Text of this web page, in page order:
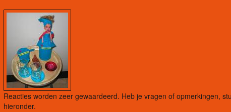
Reacties worden zeer gewaardeerd. Heb je vragen of opmerkingen,
hieronder.